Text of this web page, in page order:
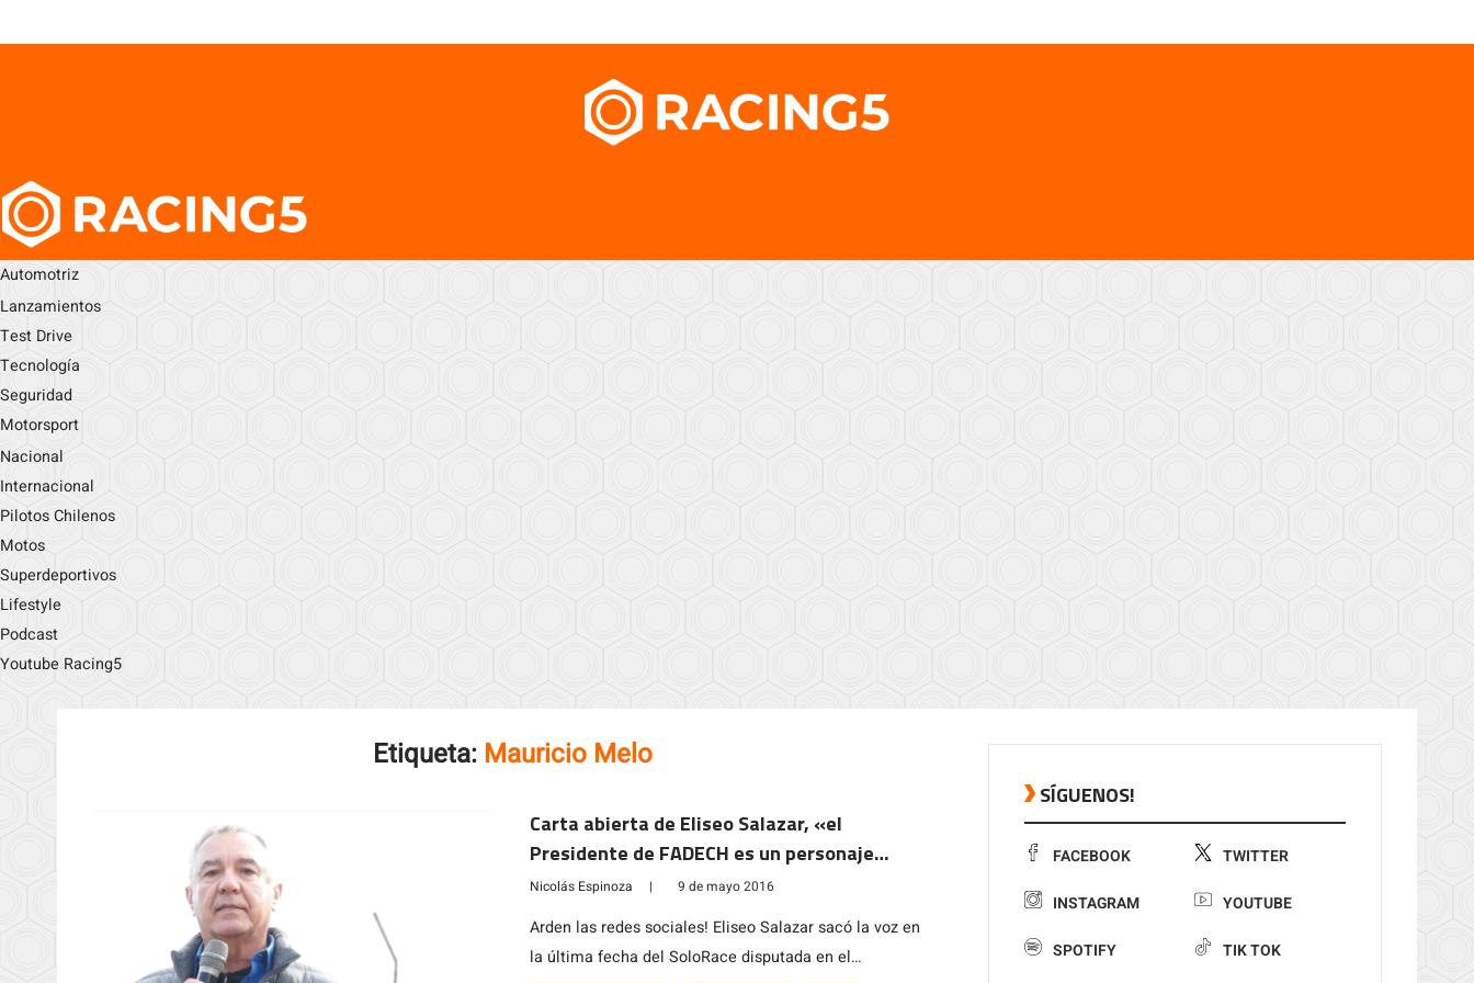
Automotriz
Lanzamientos
Test Drive
Tecnología
Seguridad
Motorsport
Nacional
Internacional
Pilotos Chilenos
Motos
Superdeportivos
Lifestyle
Podcast
Youtube Racing5
Etiqueta: Mauricio Melo
Carta abierta de Eliseo Salazar, «el
Presidente de FADECH es un personaje
nefasto»
Nicolás Espinoza | 9 de mayo 2016
Arden las redes sociales! Eliseo Salazar sacó la voz en
la última fecha del SoloRace disputada en el
SÍGUENOS!
FACEBOOK TWITTER
INSTAGRAM YOUTUBE
SPOTIFY TIK TOK